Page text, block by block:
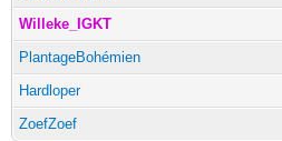
Willeke_IGKT
PlantageBohémien
Hardloper
ZoefZoef